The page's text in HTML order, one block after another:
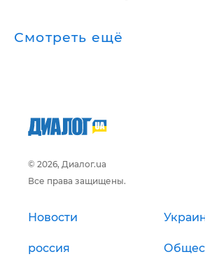
Смотреть ещё
© 2026, Диалог.ua
Все права защищены.
Новости
россия